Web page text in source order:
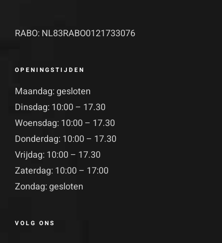
RABO: NL83RABO0121733076
OPENINGSTIJDEN
Maandag: gesloten
Dinsdag: 10:00 – 17.30
Woensdag: 10:00 – 17.30
Donderdag: 10:00 – 17.30
Vrijdag: 10:00 – 17.30
Zaterdag: 10:00 – 17:00
Zondag: gesloten
VOLG ONS